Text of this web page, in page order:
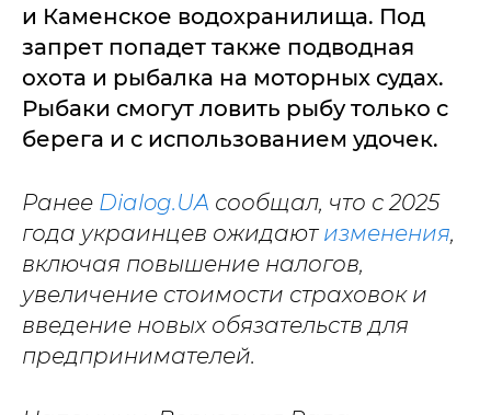
и Каменское водохранилища. Под
запрет попадет также подводная
охота и рыбалка на моторных судах.
Рыбаки смогут ловить рыбу только с
берега и с использованием удочек.
Ранее Dialog.UA сообщал, что с 2025
года украинцев ожидают изменения,
включая повышение налогов,
увеличение стоимости страховок и
введение новых обязательств для
предпринимателей.